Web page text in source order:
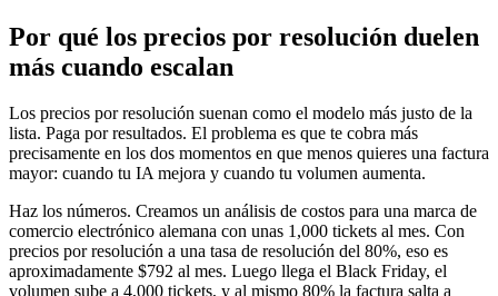
Por qué los precios por resolución duelen
más cuando escalan
Los precios por resolución suenan como el modelo más justo de la
lista. Paga por resultados. El problema es que te cobra más
precisamente en los dos momentos en que menos quieres una factura
mayor: cuando tu IA mejora y cuando tu volumen aumenta.
Haz los números. Creamos un análisis de costos para una marca de
comercio electrónico alemana con unas 1,000 tickets al mes. Con
precios por resolución a una tasa de resolución del 80%, eso es
aproximadamente $792 al mes. Luego llega el Black Friday, el
volumen sube a 4,000 tickets, y al mismo 80% la factura salta a